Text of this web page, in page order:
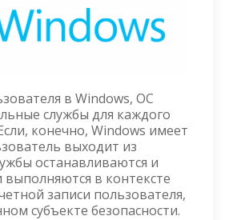
в Windows, ОС
службы для каждого
конечно, Windows имеет
выходит из
останавливаются и
в контексте
записи пользователя,
субъекте безопасности.